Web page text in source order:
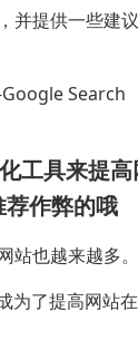
并提供一些建
Search
工具来提
作弊的哦
也越来越多。
为了提高网站